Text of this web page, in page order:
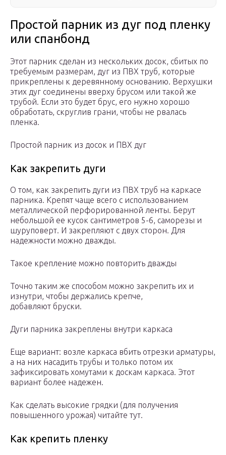
Простой парник из дуг под пленку
или спанбонд
Этот парник сделан из нескольких досок, сбитых по
требуемым размерам, дуг из ПВХ труб, которые
прикреплены к деревянному основанию. Верхушки
этих дуг соединены вверху брусом или такой же
трубой. Если это будет брус, его нужно хорошо
обработать, скруглив грани, чтобы не рвалась
пленка.
Простой парник из досок и ПВХ дуг
Как закрепить дуги
О том, как закрепить дуги из ПВХ труб на каркасе
парника. Крепят чаще всего с использованием
металлической перфорированной ленты. Берут
небольшой ее кусок сантиметров 5-6, саморезы и
шуруповерт. И закрепляют с двух сторон. Для
надежности можно дважды.
Такое крепление можно повторить дважды
Точно таким же способом можно закрепить их и
изнутри, чтобы держались крепче,
добавляют бруски.
Дуги парника закреплены внутри каркаса
Еще вариант: возле каркаса вбить отрезки арматуры,
а на них насадить трубы и только потом их
зафиксировать хомутами к доскам каркаса. Этот
вариант более надежен.
Как сделать высокие грядки (для получения
повышенного урожая) читайте тут.
Как крепить пленку